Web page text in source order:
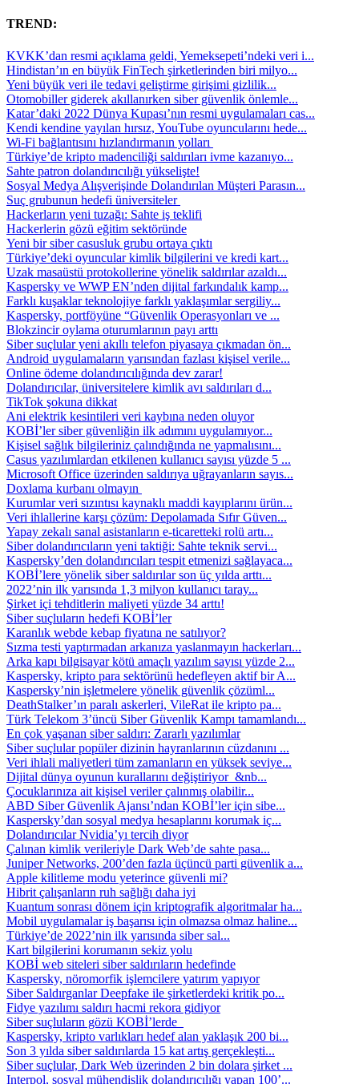
TREND:
KVKK’dan resmi açıklama geldi, Yemeksepeti’ndeki veri i...
Hindistan’ın en büyük FinTech şirketlerinden biri milyo...
Yeni büyük veri ile tedavi geliştirme girişimi gizlilik...
Otomobiller giderek akıllanırken siber güvenlik önlemle...
Katar’daki 2022 Dünya Kupası’nın resmi uygulamaları cas...
Kendi kendine yayılan hırsız, YouTube oyuncularını hede...
Wi-Fi bağlantısını hızlandırmanın yolları
Türkiye’de kripto madenciliği saldırıları ivme kazanıyo...
Sahte patron dolandırıcılığı yükselişte!
Sosyal Medya Alışverişinde Dolandırılan Müşteri Parasın...
Suç grubunun hedefi üniversiteler
Hackerların yeni tuzağı: Sahte iş teklifi
Hackerlerin gözü eğitim sektöründe
Yeni bir siber casusluk grubu ortaya çıktı
Türkiye’deki oyuncular kimlik bilgilerini ve kredi kart...
Uzak masaüstü protokollerine yönelik saldırılar azaldı...
Kaspersky ve WWP EN’nden dijital farkındalık kamp...
Farklı kuşaklar teknolojiye farklı yaklaşımlar sergiliy...
Kaspersky, portföyüne “Güvenlik Operasyonları ve ...
Blokzincir oylama oturumlarının payı arttı
Siber suçlular yeni akıllı telefon piyasaya çıkmadan ön...
Android uygulamaların yarısından fazlası kişisel verile...
Online ödeme dolandırıcılığında dev zarar!
Dolandırıcılar, üniversitelere kimlik avı saldırıları d...
TikTok şokuna dikkat
Ani elektrik kesintileri veri kaybına neden oluyor
KOBİ’ler siber güvenliğin ilk adımını uygulamıyor...
Kişisel sağlık bilgileriniz çalındığında ne yapmalısını...
Casus yazılımlardan etkilenen kullanıcı sayısı yüzde 5 ...
Microsoft Office üzerinden saldırıya uğrayanların sayıs...
Doxlama kurbanı olmayın
Kurumlar veri sızıntısı kaynaklı maddi kayıplarını ürün...
Veri ihlallerine karşı çözüm: Depolamada Sıfır Güven...
Yapay zekalı sanal asistanların e-ticaretteki rolü artı...
Siber dolandırıcıların yeni taktiği: Sahte teknik servi...
Kaspersky’den dolandırıcıları tespit etmenizi sağlayaca...
KOBİ’lere yönelik siber saldırılar son üç yılda arttı...
2022’nin ilk yarısında 1,3 milyon kullanıcı taray...
Şirket içi tehditlerin maliyeti yüzde 34 arttı!
Siber suçluların hedefi KOBİ’ler
Karanlık webde kebap fiyatına ne satılıyor?
Sızma testi yaptırmadan arkanıza yaslanmayın hackerları...
Arka kapı bilgisayar kötü amaçlı yazılım sayısı yüzde 2...
Kaspersky, kripto para sektörünü hedefleyen aktif bir A...
Kaspersky’nin işletmelere yönelik güvenlik çözüml...
DeathStalker’ın paralı askerleri, VileRat ile kripto pa...
Türk Telekom 3’üncü Siber Güvenlik Kampı tamamlandı...
En çok yaşanan siber saldırı: Zararlı yazılımlar
Siber suçlular popüler dizinin hayranlarının cüzdanını ...
Veri ihlali maliyetleri tüm zamanların en yüksek seviye...
Dijital dünya oyunun kurallarını değiştiriyor &nb...
Çocuklarınıza ait kişisel veriler çalınmış olabilir...
ABD Siber Güvenlik Ajansı’ndan KOBİ’ler için sibe...
Kaspersky’dan sosyal medya hesaplarını korumak iç...
Dolandırıcılar Nvidia’yı tercih diyor
Çalınan kimlik verileriyle Dark Web’de sahte pasa...
Juniper Networks, 200’den fazla üçüncü parti güvenlik a...
Apple kilitleme modu yeterince güvenli mi?
Hibrit çalışanların ruh sağlığı daha iyi
Kuantum sonrası dönem için kriptografik algoritmalar ha...
Mobil uygulamalar iş başarısı için olmazsa olmaz haline...
Türkiye’de 2022’nin ilk yarısında siber sal...
Kart bilgilerini korumanın sekiz yolu
KOBİ web siteleri siber saldırıların hedefinde
Kaspersky, nöromorfik işlemcilere yatırım yapıyor
Siber Saldırganlar Deepfake ile şirketlerdeki kritik po...
Fidye yazılımı saldırı hacmi rekora gidiyor
Siber suçluların gözü KOBİ’lerde
Kaspersky, kripto varlıkları hedef alan yaklaşık 200 bi...
Son 3 yılda siber saldırılarda 15 kat artış gerçekleşti...
Siber suçlular, Dark Web üzerinden 2 bin dolara şirket ...
Interpol, sosyal mühendislik dolandırıcılığı yapan 100’...